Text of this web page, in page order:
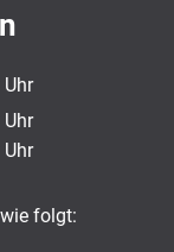
Uhr
bis 12:00 Uhr
Uhr
bis 12:00 Uhr
Uhr
folgt: